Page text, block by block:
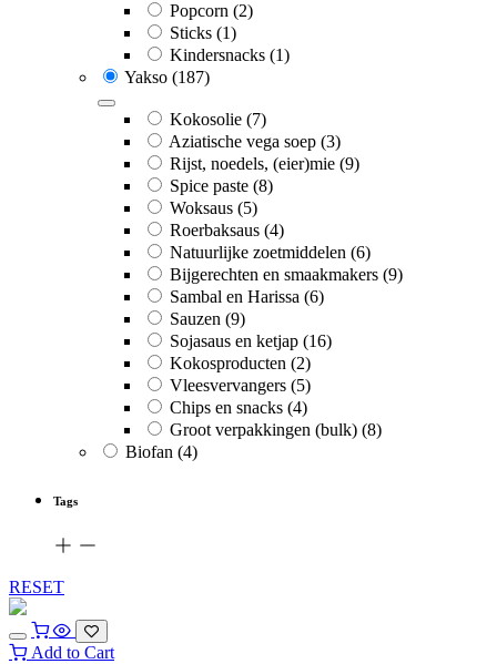
Popcorn (2)
Sticks (1)
Kindersnacks (1)
Yakso (187)
Kokosolie (7)
Aziatische vega soep (3)
Rijst, noedels, (eier)mie (9)
Spice paste (8)
Woksaus (5)
Roerbaksaus (4)
Natuurlijke zoetmiddelen (6)
Bijgerechten en smaakmakers (9)
Sambal en Harissa (6)
Sauzen (9)
Sojasaus en ketjap (16)
Kokosproducten (2)
Vleesvervangers (5)
Chips en snacks (4)
Groot verpakkingen (bulk) (8)
Biofan (4)
Tags
RESET
Add to Cart